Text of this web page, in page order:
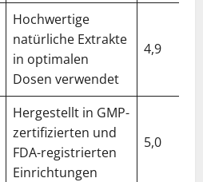
Hochwertige
natürliche Extrakte
in optimalen
Dosen verwendet
4,9
Hergestellt in GMP-
zertifizierten und
FDA-registrierten
Einrichtungen
5,0